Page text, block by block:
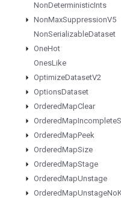
NonDeterministicInts
NonMaxSuppressionV5
NonSerializableDataset
OneHot
OnesLike
OptimizeDatasetV2
OptionsDataset
OrderedMapClear
OrderedMapIncomplete
OrderedMapPeek
OrderedMapSize
OrderedMapStage
OrderedMapUnstage
OrderedMapUnstageNo